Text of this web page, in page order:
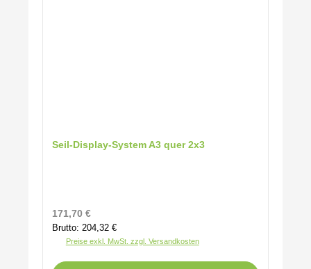
Seil-Display-System A3 quer 2x3
Regulärer Preis:
171,70 €
Brutto: 204,32 €
Preise exkl. MwSt. zzgl. Versandkosten